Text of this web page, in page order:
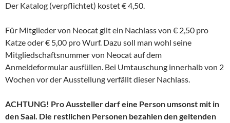
Der Katalog (verpflichtet) kostet € 4,50.
Für Mitglieder von Neocat gilt ein Nachlass von € 2,50 pro
Katze oder € 5,00 pro Wurf. Dazu soll man wohl seine
Mitgliedschaftsnummer von Neocat auf dem
Anmeldeformular ausfüllen. Bei Umtauschung innerhalb von 2
Wochen vor der Ausstellung verfällt dieser Nachlass.
ACHTUNG! Pro Aussteller darf eine Person umsonst mit in
den Saal. Die restlichen Personen bezahlen den geltenden